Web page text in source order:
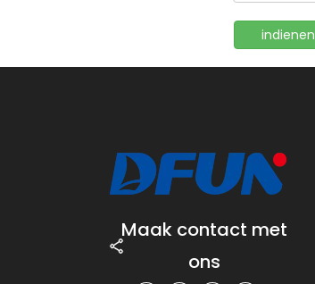
indienen
Maak contact met
ons